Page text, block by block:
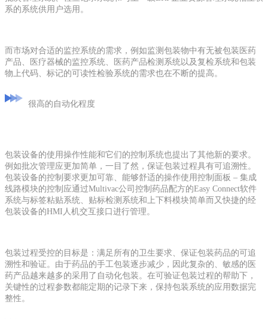
系的系统供用户选用。
而市场对合适的监控系统的需求，例如监测包装物中有无被包装医药
产品、医疗器械的监控系统、医药产品检测系统以及复检系统和包装
物上代码、标记的可读性检验系统的需求也在不断的提高。
很高的自动化程度
包装设备的使用操作性能和它们的控制系统也提出了其他新的要求。
例如批次管理应更加简单，一目了然，保证包装过程具有可追溯性。
包装设备的控制要求更加可靠、能够舒适的操作使用控制面板 – 集成
线路模块的控制应通过Multivac公司控制药品配方的Easy Connect软件
系统与标签粘贴系统、贴标检测系统和上下料模块简单而又快捷的经
包装设备的HMI人机交互接口进行管理。
包装过程受控的目标是：满足所有的卫生要求、保证包装药品的可追
溯性和验证。由于药品的手工包装逐步减少，因此复杂的、敏感的医
药产品越来越多的采用了自动化包装。在可验证包装过程的帮助下，
关键性的过程参数都能定期的记录下来，保持包装系统的应用数据完
整性。